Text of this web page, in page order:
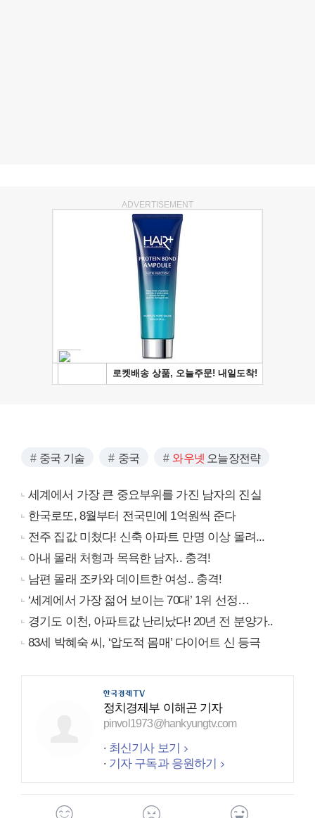
ADVERTISEMENT
중국 기술 중국 와우넷 오늘장전략
세계에서 가장 큰 중요부위를 가진 남자의 진실
한국로또, 8월부터 전국민에 1억원씩 준다
전주 집값 미쳤다! 신축 아파트 만명 이상 몰려...
아내 몰래 처형과 목욕한 남자.. 충격!
남편 몰래 조카와 데이트한 여성.. 충격!
‘세계에서 가장 젊어 보이는 70대’ 1위 선정…
경기도 이천, 아파트값 난리났다! 20년 전 분양가..
83세 박혜숙 씨, ‘압도적 몸매’ 다이어트 신 등극
정치경제부 이해곤 기자
pinvol1973@hankyungtv.com
최신기사 보기
기자 구독과 응원하기